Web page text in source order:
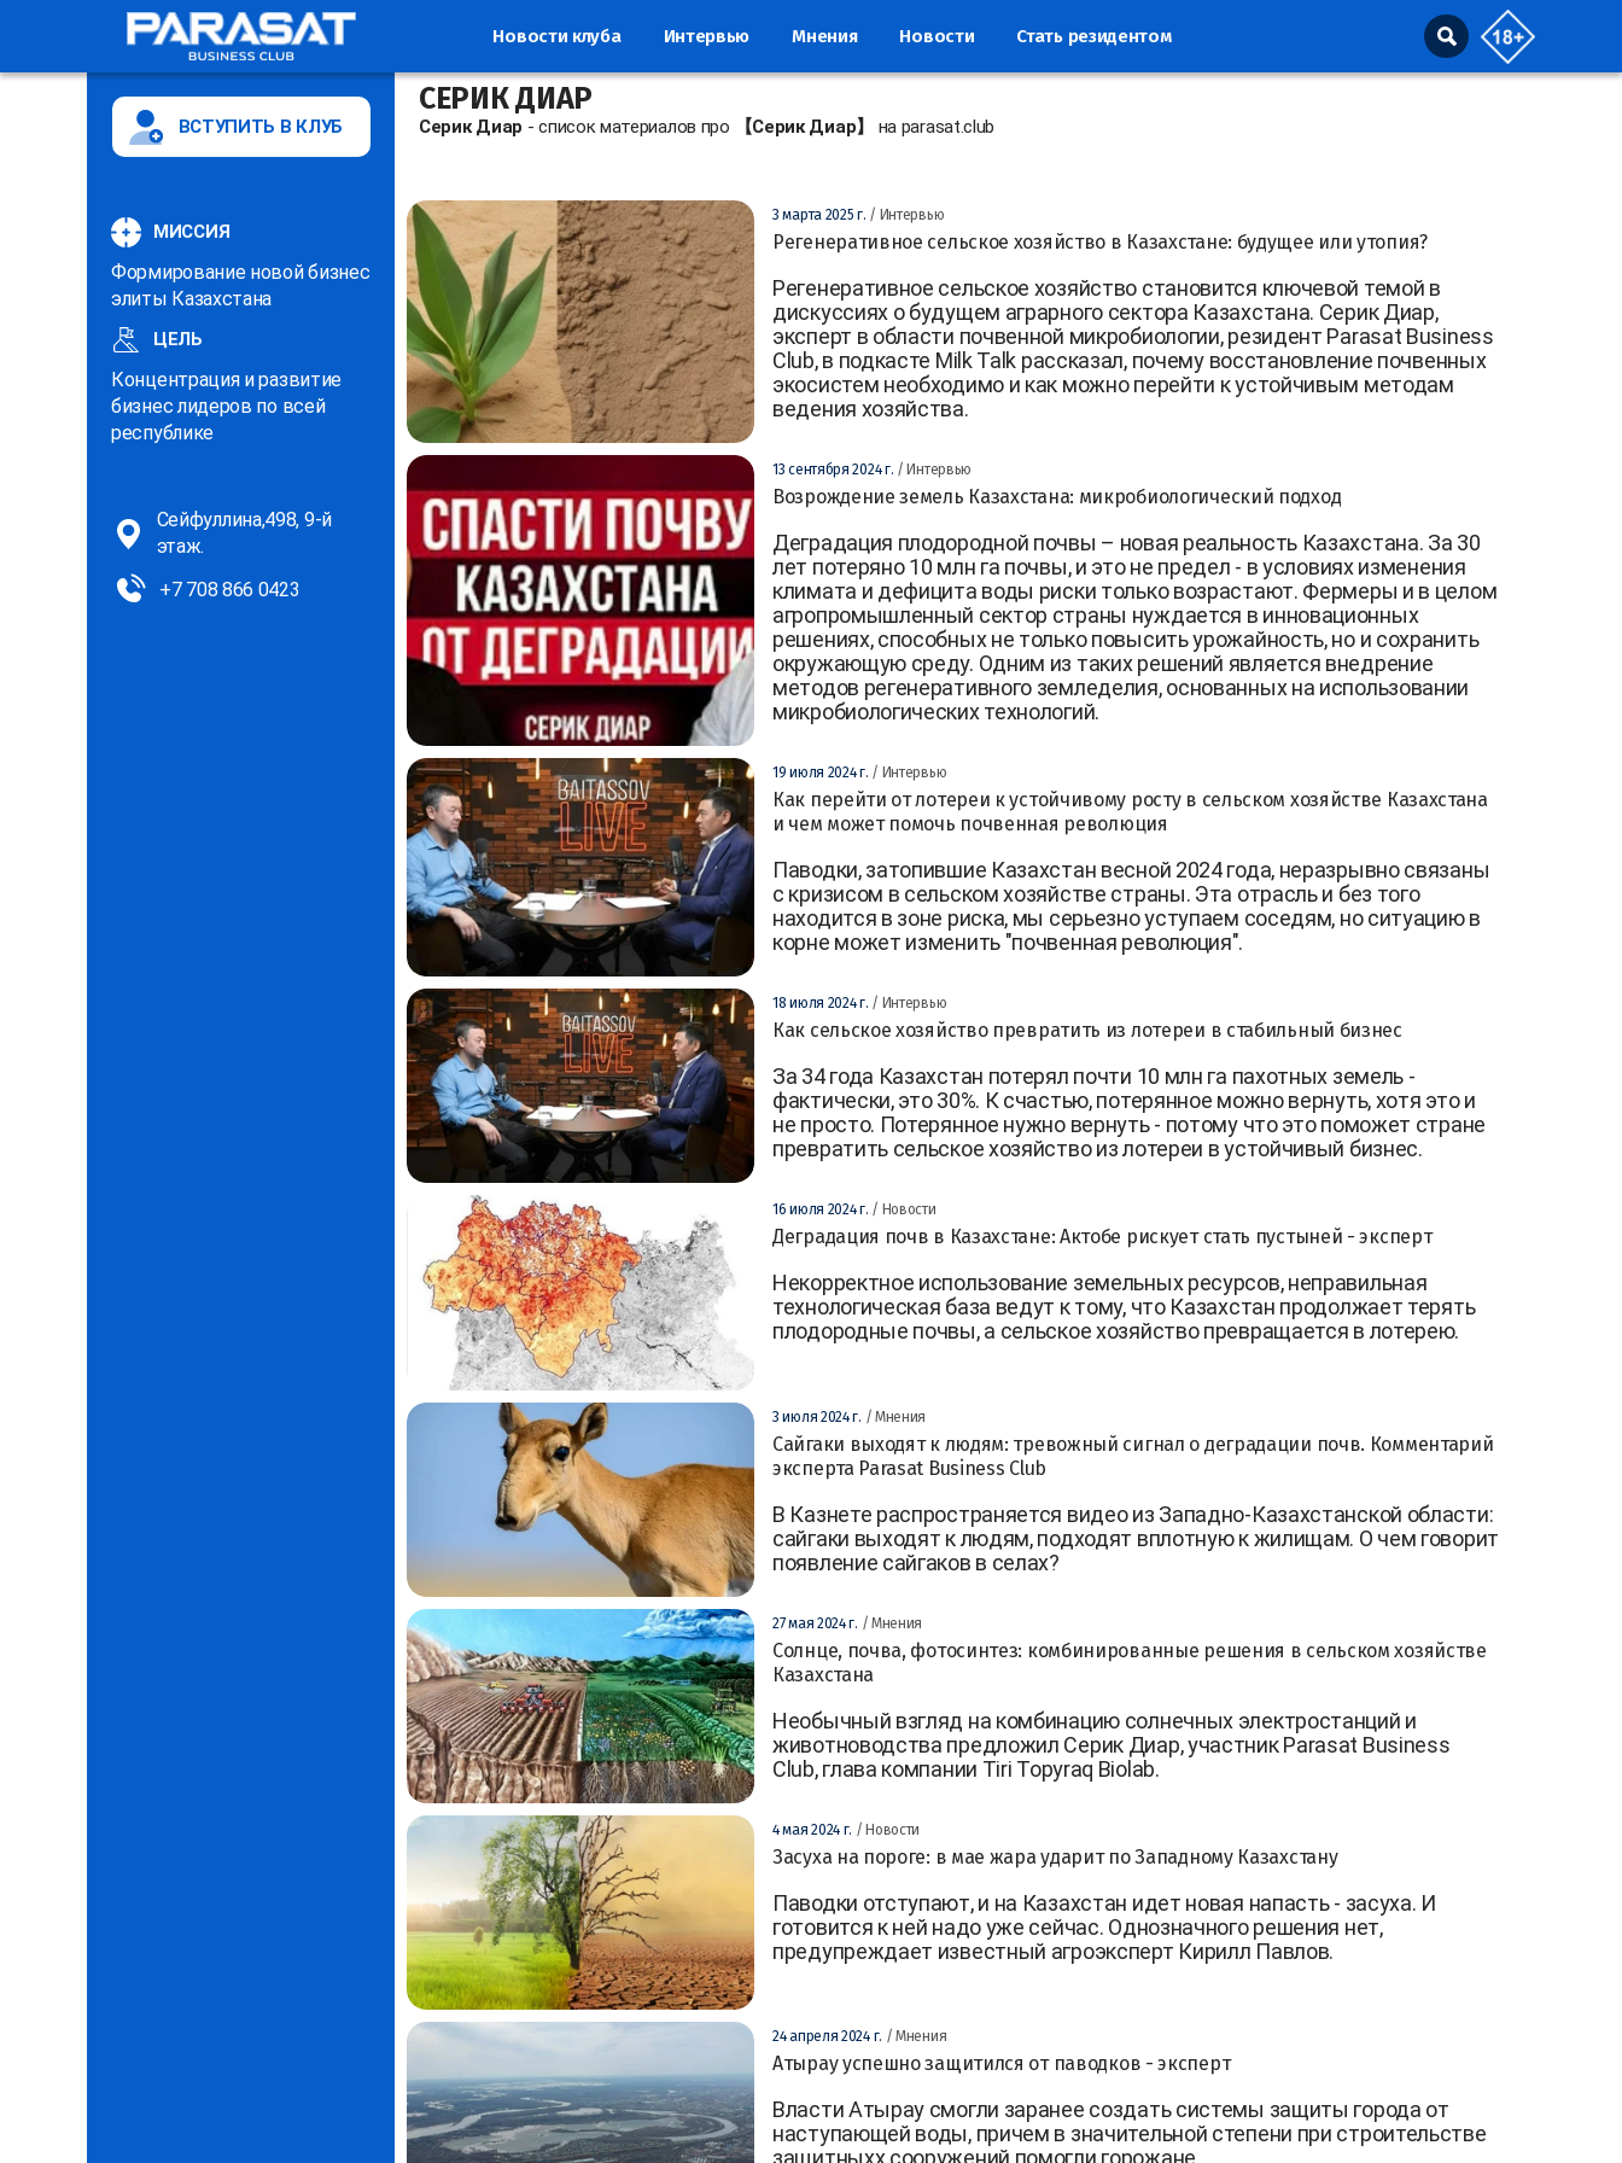
Новости клуба Интервью Мнения Новости Стать резидентом
ВСТУПИТЬ В КЛУБ
МИССИЯ
Формирование новой бизнес
элиты Казахстана
ЦЕЛЬ
Концентрация и развитие
бизнес лидеров по всей
республике
Сейфуллина,498, 9-й
этаж.
+7 708 866 0423
СЕРИК ДИАР
Серик Диар - список материалов про 【Серик Диар】 на parasat.club
3 марта 2025 г. / Интервью
Регенеративное сельское хозяйство в Казахстане: будущее или утопия?
Регенеративное сельское хозяйство становится ключевой темой в
дискуссиях о будущем аграрного сектора Казахстана. Серик Диар,
эксперт в области почвенной микробиологии, резидент Parasat Business
Club, в подкасте Milk Talk рассказал, почему восстановление почвенных
экосистем необходимо и как можно перейти к устойчивым методам
ведения хозяйства.
13 сентября 2024 г. / Интервью
Возрождение земель Казахстана: микробиологический подход
Деградация плодородной почвы – новая реальность Казахстана. За 30
лет потеряно 10 млн га почвы, и это не предел - в условиях изменения
климата и дефицита воды риски только возрастают. Фермеры и в целом
агропромышленный сектор страны нуждается в инновационных
решениях, способных не только повысить урожайность, но и сохранить
окружающую среду. Одним из таких решений является внедрение
методов регенеративного земледелия, основанных на использовании
микробиологических технологий.
19 июля 2024 г. / Интервью
Как перейти от лотереи к устойчивому росту в сельском хозяйстве Казахстана
и чем может помочь почвенная революция
Паводки, затопившие Казахстан весной 2024 года, неразрывно связаны
с кризисом в сельском хозяйстве страны. Эта отрасль и без того
находится в зоне риска, мы серьезно уступаем соседям, но ситуацию в
корне может изменить "почвенная революция".
18 июля 2024 г. / Интервью
Как сельское хозяйство превратить из лотереи в стабильный бизнес
За 34 года Казахстан потерял почти 10 млн га пахотных земель -
фактически, это 30%. К счастью, потерянное можно вернуть, хотя это и
не просто. Потерянное нужно вернуть - потому что это поможет стране
превратить сельское хозяйство из лотереи в устойчивый бизнес.
16 июля 2024 г. / Новости
Деградация почв в Казахстане: Актобе рискует стать пустыней - эксперт
Некорректное использование земельных ресурсов, неправильная
технологическая база ведут к тому, что Казахстан продолжает терять
плодородные почвы, а сельское хозяйство превращается в лотерею.
3 июля 2024 г. / Мнения
Сайгаки выходят к людям: тревожный сигнал о деградации почв. Комментарий
эксперта Parasat Business Club
В Казнете распространяется видео из Западно-Казахстанской области:
сайгаки выходят к людям, подходят вплотную к жилищам. О чем говорит
появление сайгаков в селах?
27 мая 2024 г. / Мнения
Солнце, почва, фотосинтез: комбинированные решения в сельском хозяйстве
Казахстана
Необычный взгляд на комбинацию солнечных электростанций и
животноводства предложил Серик Диар, участник Parasat Business
Club, глава компании Tiri Topyraq Biolab.
4 мая 2024 г. / Новости
Засуха на пороге: в мае жара ударит по Западному Казахстану
Паводки отступают, и на Казахстан идет новая напасть - засуха. И
готовится к ней надо уже сейчас. Однозначного решения нет,
предупреждает известный агроэксперт Кирилл Павлов.
24 апреля 2024 г. / Мнения
Атырау успешно защитился от паводков - эксперт
Власти Атырау смогли заранее создать системы защиты города от
наступающей воды, причем в значительной степени при строительстве